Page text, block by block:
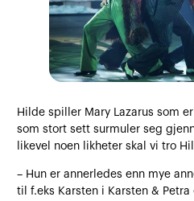
Hilde spiller Mary Lazarus som
som stort sett surmuler seg
likevel noen likheter skal vi tro
– Hun er annerledes enn mye
til f.eks Karsten i Karsten &